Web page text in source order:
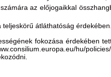
az előjogaikkal
teljeskörű átláthatóság
fokozása érdekében
hu/